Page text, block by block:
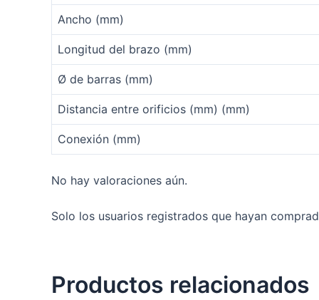
Ancho (mm)
Longitud del brazo (mm)
Ø de barras (mm)
Distancia entre orificios (mm) (mm)
Conexión (mm)
No hay valoraciones aún.
Solo los usuarios registrados que hayan
Productos relacionados